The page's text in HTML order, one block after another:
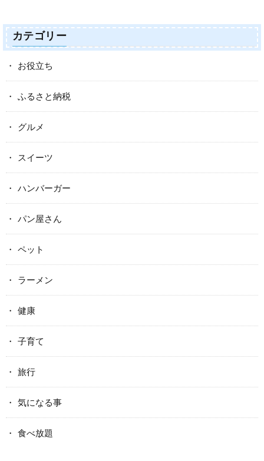
カテゴリー
お役立ち
ふるさと納税
グルメ
スイーツ
ハンバーガー
パン屋さん
ペット
ラーメン
健康
子育て
旅行
気になる事
食べ放題